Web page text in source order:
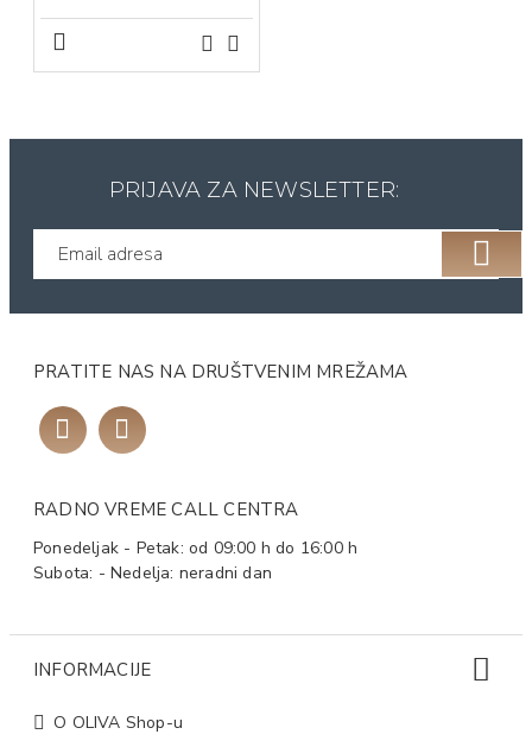
PRIJAVA ZA NEWSLETTER:
PRATITE NAS NA DRUŠTVENIM MREŽAMA
RADNO VREME CALL CENTRA
Ponedeljak - Petak: od 09:00 h do 16:00 h
Subota: - Nedelja: neradni dan
INFORMACIJE
O OLIVA Shop-u